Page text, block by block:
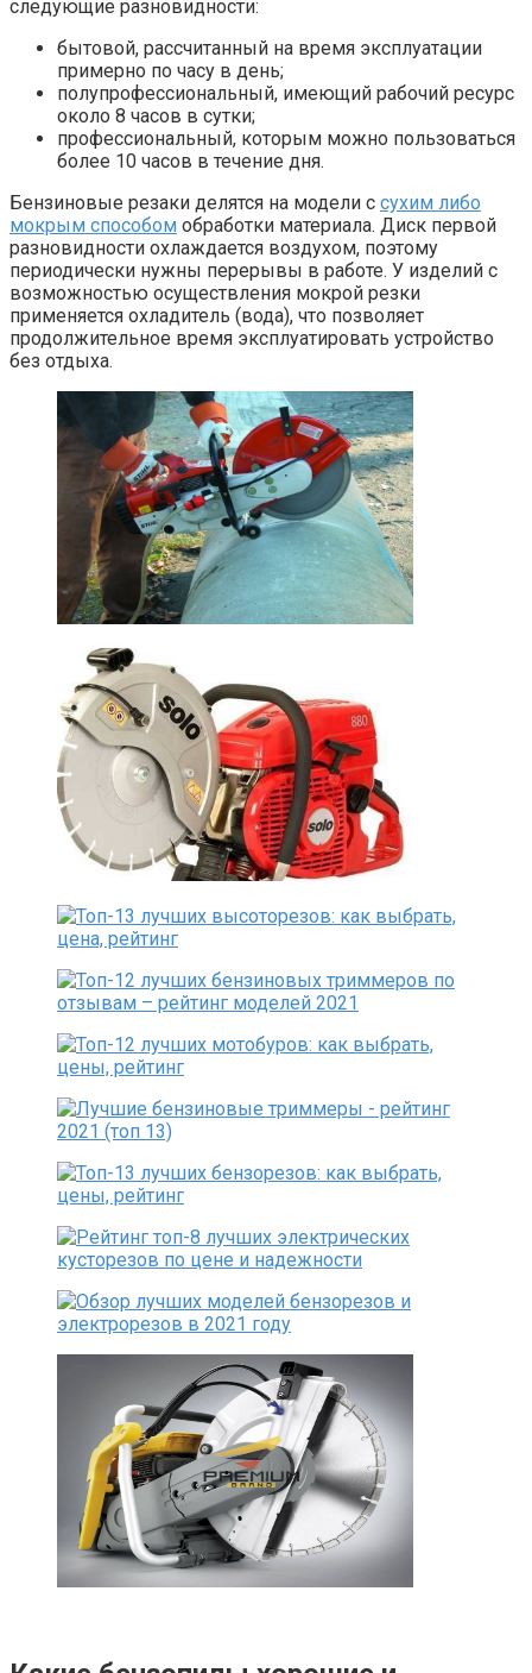
следующие разновидности:
бытовой, рассчитанный на время эксплуатации
примерно по часу в день;
полупрофессиональный, имеющий рабочий ресурс
около 8 часов в сутки;
профессиональный, которым можно пользоваться
более 10 часов в течение дня.
Бензиновые резаки делятся на модели с сухим либо
мокрым способом обработки материала. Диск первой
разновидности охлаждается воздухом, поэтому
периодически нужны перерывы в работе. У изделий с
возможностью осуществления мокрой резки
применяется охладитель (вода), что позволяет
продолжительное время эксплуатировать устройство
без отдыха.